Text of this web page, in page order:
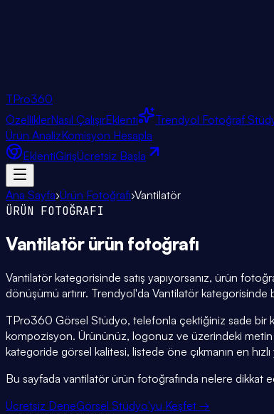
TPro360
ÖzelliklerNasıl ÇalışırEklenti Trendyol Fotoğraf
Ürün AnalizKomisyon Hesapla
EklentiGirişÜcretsiz Başla
Ana Sayfa›Ürün Fotoğrafı›Vantilatör
ÜRÜN FOTOĞRAFI
Vantilatör ürün fotoğrafı
Vantilatör kategorisinde satış yapıyorsanız, ürün
dönüşümü artırır. Trendyol'da Vantilatör
TPro360 Görsel Stüdyo, telefonla çektiğiniz sade bir
kompozisyon. Ürününüz, logonuz ve üzerindeki
kategoride görsel kalitesi, listede öne çıkmanın en
Bu sayfada vantilatör ürün fotoğrafında nelere dikkat
Ücretsiz DeneGörsel Stüdyo'yu Keşfet →